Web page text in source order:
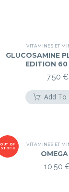
VITAMINES ET
GLUCOSAMINE
EDITION 60
7,50 €
Add To
OUT OF
STOCK
VITAMINES ET
10,50